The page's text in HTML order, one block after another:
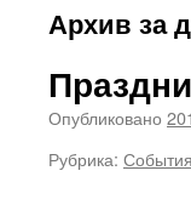
Архив за
Опубликовано
Рубрика: